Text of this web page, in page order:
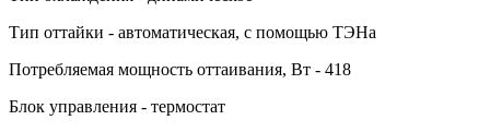
Тип оттайки - автоматическая, с помощью ТЭНа
Потребляемая мощность оттаивания, Вт - 418
Блок управления - термостат